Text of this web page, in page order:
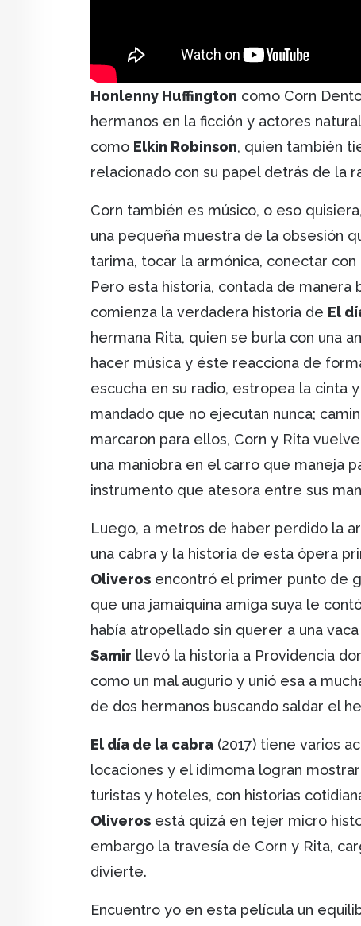
Honlenny Huffington como Corn
hermanos en la ficción y actores
como Elkin Robinson, quien también
relacionado con su papel detrás de la
Corn también es músico, o eso
una pequeña muestra de la obsesión
tarima, tocar la armónica, conectar
Pero esta historia, contada de
comienza la verdadera historia de El
hermana Rita, quien se burla con una
hacer música y éste reacciona de
escucha en su radio, estropea la cinta
mandado que no ejecutan nunca;
marcaron para ellos, Corn y Rita
una maniobra en el carro que maneja
instrumento que atesora entre sus
Luego, a metros de haber perdido la
una cabra y la historia de esta ópera
Oliveros encontró el primer punto de
que una jamaiquina amiga suya le
había atropellado sin querer a una
Samir llevó la historia a Providencia
como un mal augurio y unió esa a
de dos hermanos buscando saldar el
El día de la cabra (2017) tiene varios
locaciones y el idimoma logran
turistas y hoteles, con historias
Oliveros está quizá en tejer micro
embargo la travesía de Corn y Rita,
divierte.
Encuentro yo en esta película un